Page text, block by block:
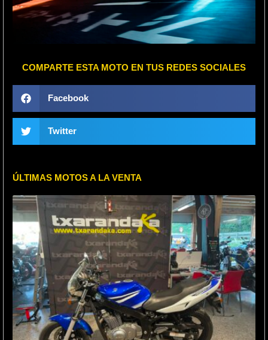
COMPARTE ESTA MOTO EN TUS REDES SOCIALES
Facebook
Twitter
ÚLTIMAS MOTOS A LA VENTA